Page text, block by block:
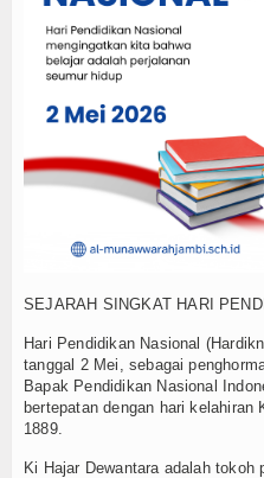
Workshop
MI dan
Wisuda
Malam 1
1
MI Al
Workshop
SEJARAH SINGKAT HARI
Hari Pendidikan Nasional
tanggal 2 Mei, sebagai
Bapak Pendidikan Nasional
bertepatan dengan hari kelahiran
1889.
Ki Hajar Dewantara adalah tokoh